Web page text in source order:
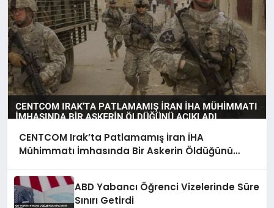
CENTCOM Irak’ta Patlamamış İran İHA
Mühimmatı İmhasında Bir Askerin Öldüğünü
ABD Yabancı Öğrenci Vizelerinde Süre
Sınırı Getirdi